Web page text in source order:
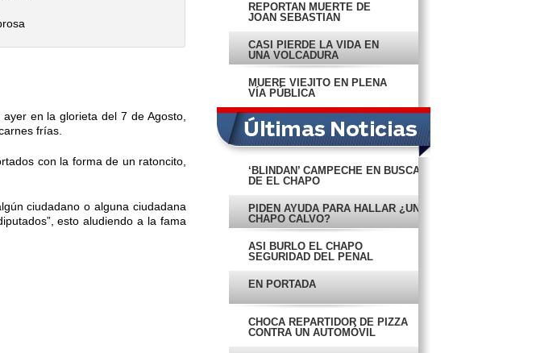
en la glorieta del 7 de Agosto,
frías.
con la forma de un ratoncito,
ciudadano o alguna ciudadana
esto aludiendo a la fama
REPORTAN MUERTE DE
JOAN SEBASTIAN
CASI PIERDE LA VIDA EN
UNA VOLCADURA
MUERE VIEJITO EN PLENA
VÍA PÚBLICA
‘BLINDAN’ CAMPECHE EN BUSCA
DE EL CHAPO
PIDEN AYUDA PARA HALLAR ¿UN
CHAPO CALVO?
ASÍ BURLÓ EL CHAPO
SEGURIDAD DEL PENAL
EN PORTADA
CHOCA REPARTIDOR DE PIZZA
CONTRA UN AUTOMÓVIL